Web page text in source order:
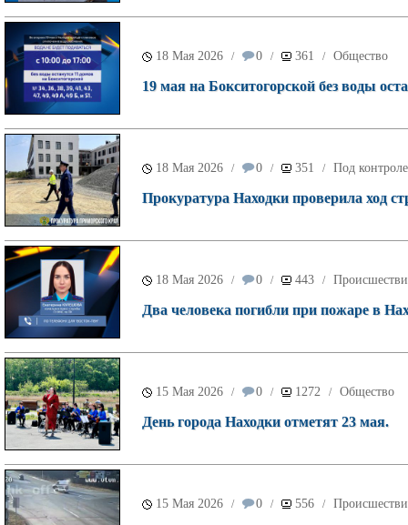
18 Мая 2026 / 0 / 361 / Общество
19 мая на Бокситогорской без воды
18 Мая 2026 / 0 / 351 / Под
Прокуратура Находки проверила ход
18 Мая 2026 / 0 / 443 /
Два человека погибли при пожаре в
15 Мая 2026 / 0 / 1272 / Общество
День города Находки отметят 23 мая.
15 Мая 2026 / 0 / 556 /